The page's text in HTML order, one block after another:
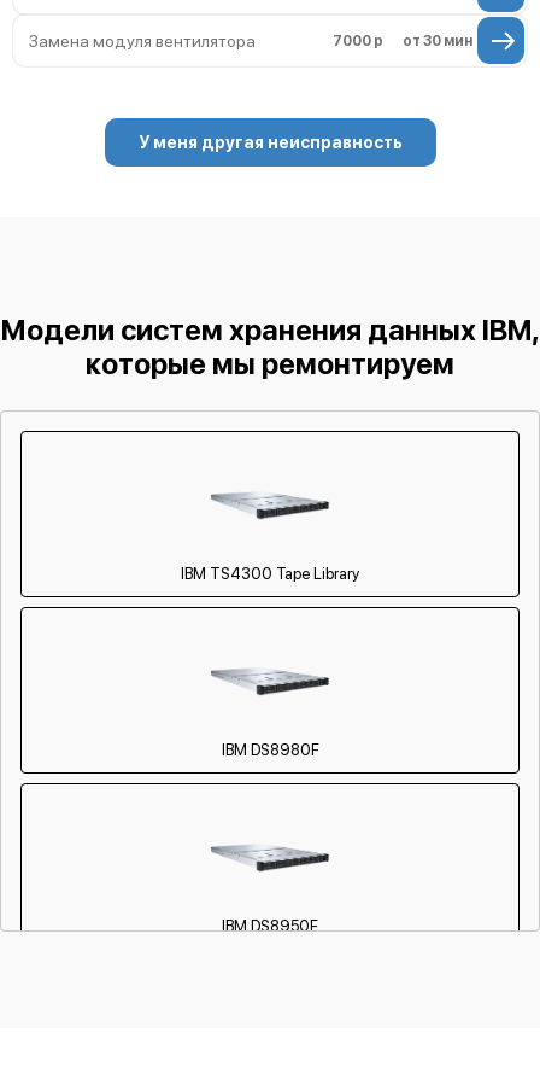
Замена модуля вентилятора 7000 р от 30 мин
У меня другая неисправность
Модели систем хранения данных IBM,
которые мы ремонтируем
IBM TS4300 Tape Library
IBM DS8980F
IBM DS8950F